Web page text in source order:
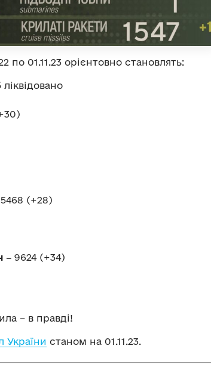
по 01.11.23 орієнтовно становлять:
5468 (+28)
‒ 9624 (+34)
– в правді!
України станом на 01.11.23.